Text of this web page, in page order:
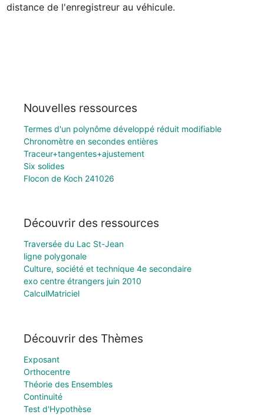
distance de l'enregistreur au véhicule.
Nouvelles ressources
Termes d'un polynôme développé réduit modifiable
Chronomètre en secondes entières
Traceur+tangentes+ajustement
Six solides
Flocon de Koch 241026
Découvrir des ressources
Traversée du Lac St-Jean
ligne polygonale
Culture, société et technique 4e secondaire
exo centre étrangers juin 2010
CalculMatriciel
Découvrir des Thèmes
Exposant
Orthocentre
Théorie des Ensembles
Continuité
Test d'Hypothèse